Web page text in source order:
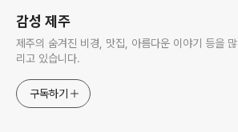
감성 제주
제주의 숨겨진 비경, 맛집, 아름다운 이야기 등을
리고 있습니다.
구독하기